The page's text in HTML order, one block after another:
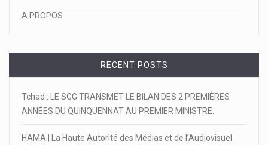
A PROPOS
RECENT POSTS
Tchad : LE SGG TRANSMET LE BILAN DES 2 PREMIÈRES
ANNÉES DU QUINQUENNAT AU PREMIER MINISTRE.
HAMA | La Haute Autorité des Médias et de l’Audiovisuel